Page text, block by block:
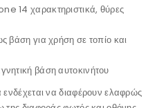
14 χαρακτηριστικά, θύρες
βάση για χρήση σε τοπίο και
βάση αυτοκινήτου
να διαφέρουν ελαφρώς